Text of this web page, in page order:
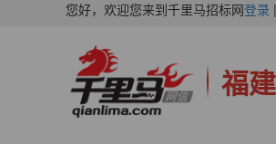
您好，欢迎您来到千里马招标网登录 |
福